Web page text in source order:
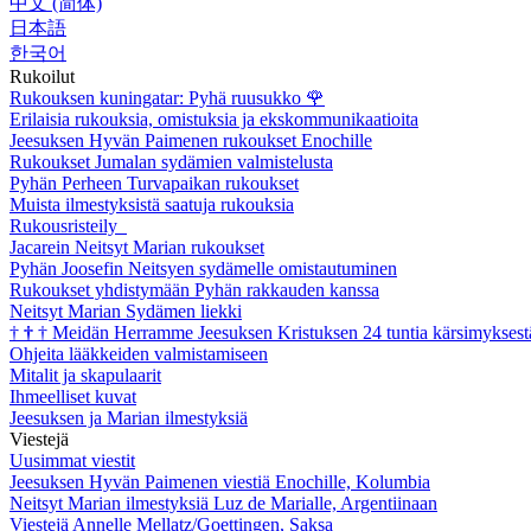
日本語
한국어
Rukoilut
Rukouksen kuningatar: Pyhä ruusukko 🌹
Erilaisia rukouksia, omistuksia ja ekskommunikaatioita
Jeesuksen Hyvän Paimenen rukoukset Enochille
Rukoukset Jumalan sydämien valmistelusta
Pyhän Perheen Turvapaikan rukoukset
Muista ilmestyksistä saatuja rukouksia
Rukousristeily
Jacarein Neitsyt Marian rukoukset
Pyhän Joosefin Neitsyen sydämelle omistautuminen
Rukoukset yhdistymään Pyhän rakkauden kanssa
Neitsyt Marian Sydämen liekki
† † † Meidän Herramme Jeesuksen Kristuksen 24 tuntia
Ohjeita lääkkeiden valmistamiseen
Mitalit ja skapulaarit
Ihmeelliset kuvat
Jeesuksen ja Marian ilmestyksiä
Viestejä
Uusimmat viestit
Jeesuksen Hyvän Paimenen viestiä Enochille, Kolumbia
Neitsyt Marian ilmestyksiä Luz de Marialle, Argentiinaan
Viestejä Annelle Mellatz/Goettingen, Saksa